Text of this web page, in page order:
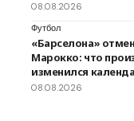
08.08.2026
Футбол
«Барселона»
Марокко: что
изменился
08.08.2026